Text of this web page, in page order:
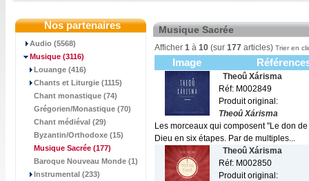
Nos partenaires
Audio (5568)
Musique (3116)
Louange (416)
Chants et Liturgie (1115)
Chant monastique (74)
Grégorien/Monastique (70)
Chant médiéval (29)
Byzantin/Orthodoxe (15)
Musique Sacrée (177)
Baroque Nouveau Monde (1)
Instrumental (233)
Musique Sacrée
Afficher 1 à 10 (sur 177 articles) Trier en
Image
Theoû Xárisma
Réf: M002849
Produit original:
Theoû Xárisma
Les morceaux qui composent "Le don
Dieu en six étapes. Par de multiples...
Theoû Xárisma
Réf: M002850
Produit original: